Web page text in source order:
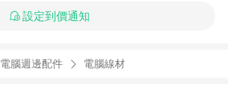
設定到價通知
電腦週邊配件 電腦線材